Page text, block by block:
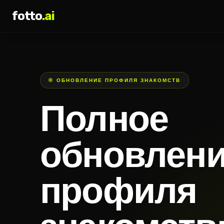
fotto.ai
ОБНОВЛЕНИЕ ПРОФИЛЯ ЗНАКОМСТВ
Полное
профиля